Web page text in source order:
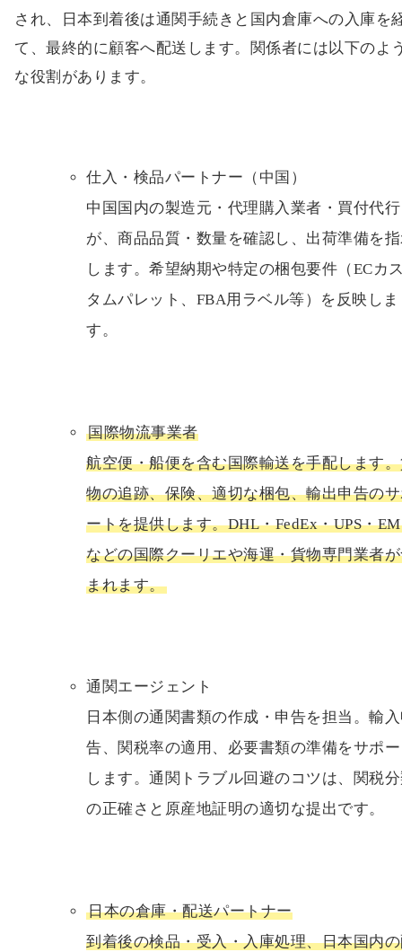
され、日本到着後は通関手続きと国内倉庫への入庫を
て、最終的に顧客へ配送します。関係者には以下のよ
な役割があります。
仕入・検品パートナー（中国）
中国国内の製造元・代理購入業者・買付代行
が、商品品質・数量を確認し、出荷準備を
します。希望納期や特定の梱包要件（ECカ
タムパレット、FBA用ラベル等）を反映しま
す。
国際物流事業者
航空便・船便を含む国際輸送を手配します
物の追跡、保険、適切な梱包、輸出申告の
ートを提供します。DHL・FedEx・UPS・
などの国際クーリエや海運・貨物専門業者
まれます。
通関エージェント
日本側の通関書類の作成・申告を担当。輸
告、関税率の適用、必要書類の準備をサポ
します。通関トラブル回避のコツは、関税
の正確さと原産地証明の適切な提出です。
日本の倉庫・配送パートナー
到着後の検品・受入・入庫処理、日本国内